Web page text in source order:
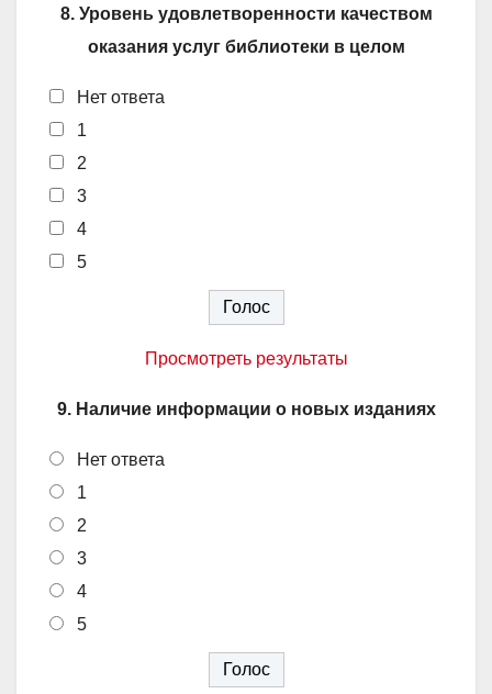
8. Уровень удовлетворенности качеством
оказания услуг библиотеки в целом
Нет ответа
1
2
3
4
5
Просмотреть результаты
9. Наличие информации о новых изданиях
Нет ответа
1
2
3
4
5